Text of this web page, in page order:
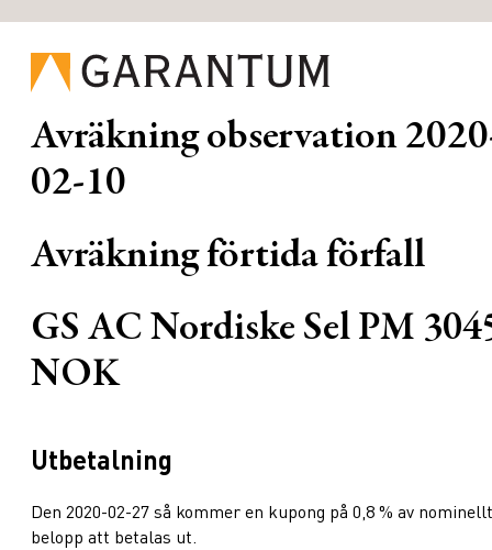
Avräkning observation
02-10
Avräkning förtida förfall
GS AC Nordiske Sel PM
NOK
Utbetalning
Den 2020-02-27 så kommer en kupong på 0,8 % av nominellt
belopp att betalas ut.